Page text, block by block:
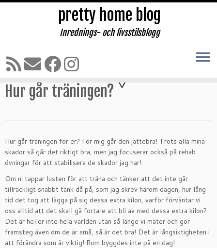
Hoppa
till
pretty home blog
Inrednings- och livsstilsblogg
Hem » TRÄNING » Hur går träningen?
Hur går träningen?
Hur går träningen för er? För mig går den jättebra! Trots alla mina
skador så går det riktigt bra, men jag focuserar också på rehab
övningar för att stabilisera de skador jag har!
Om ni tappar lusten för att träna och tänker att det inte går
tillräckligt snabbt tänk då på, som jag skrev härom dagen, hur lång
tid det tog att lägga på sig dessa extra kilon, varför förväntar vi
oss alltid att det skall gå fortare att bli av med dessa extra kilon?
Det är heller inte hela världen utan så länge vi mäter och gör
framsteg även om de är små, så är det bra! Det är långsiktigheten i
att förändra som är viktig! Rom byggdes inte på en dag!